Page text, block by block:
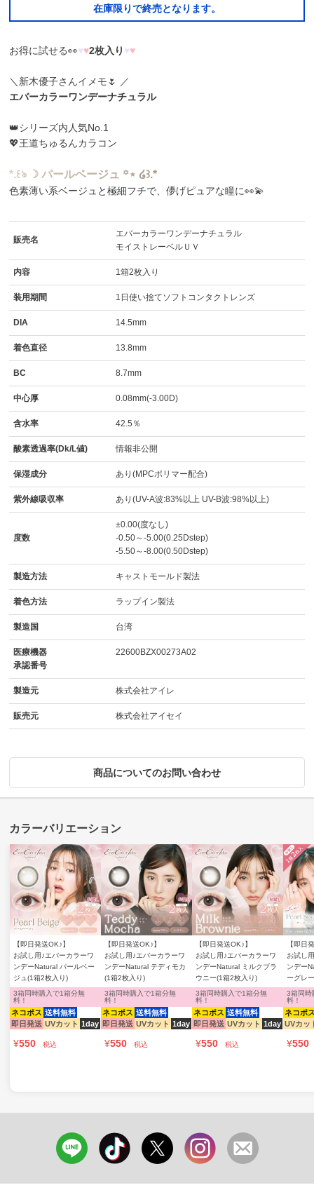
在庫限りで終売となります。
お得に試せる👀♥♥2枚入り ♥♥
＼新木優子さんイメモ🌷 ／
エバーカラーワンデーナチュラル
👑シリーズ内人気No.1
💖王道ちゅるんカラコン
*.꒰ঌ ☽ パールベージュ ꙳⋆ ໒꒱.*
色素薄い系ベージュと極細フチで、儚げピュアな瞳に👀💫
販売名
エバーカラーワンデーナチュラル
モイストレーベルＵＶ
内容 1箱2枚入り
装用期間 1日使い捨てソフトコンタクトレンズ
DIA 14.5mm
着色直径 13.8mm
BC 8.7mm
中心厚 0.08mm(-3.00D)
含水率 42.5％
酸素透過率(Dk/L値) 情報非公開
保湿成分 あり(MPCポリマー配合)
紫外線吸収率 あり(UV-A波:83%以上 UV-B波:98%以上)
度数
±0.00(度なし)
-0.50～-5.00(0.25Dstep)
-5.50～-8.00(0.50Dstep)
製造方法 キャストモールド製法
着色方法 ラップイン製法
製造国 台湾
医療機器
承認番号
22600BZX00273A02
製造元 株式会社アイレ
販売元 株式会社アイセイ
商品についてのお問い合わせ
【即日発送OK♪】
お試し用♪エバーカラーワ
ンデーNatural パールベー
ジュ(1箱2枚入り)
ネコポス 送料無料
即日発送 UVカット 1day
3箱同時購入で1箱分無
料！
¥550 税込
【即日発送OK♪】
お試し用♪エバーカラーワ
ンデーNatural テディモカ
(1箱2枚入り)
ネコポス 送料無料
即日発送 UVカット 1day
3箱同時購入で1箱分無
料！
¥550 税込
【即日発送OK♪】
お試し用♪エバーカラーワ
ンデーNatural ミルクブラ
ウニー(1箱2枚入り)
ネコポス 送料無料
即日発送 UVカット 1day
3箱同時購入で1箱分無
料！
¥550 税込
【即日
お試し
ンデー
ーグレ
ネコポ
UVカッ
3箱同時
料！
¥550